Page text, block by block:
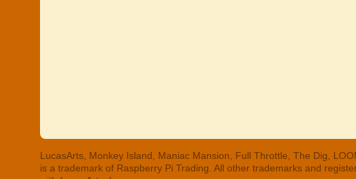
LucasArts, Monkey Island, Maniac Mansion, Full Throttle, The Dig,
is a trademark of Raspberry Pi Trading. All other trademarks and